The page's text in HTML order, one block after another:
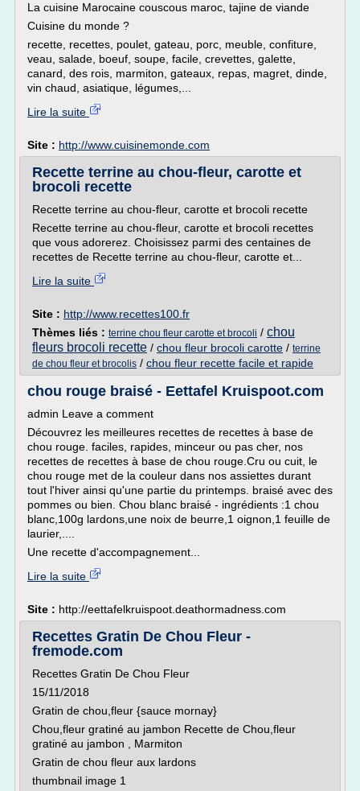
La cuisine Marocaine couscous maroc, tajine de viande
Cuisine du monde ?
recette, recettes, poulet, gateau, porc, meuble, confiture,
veau, salade, boeuf, soupe, facile, crevettes, galette,
canard, des rois, marmiton, gateaux, repas, magret, dinde,
vin chaud, asiatique, légumes,...
Lire la suite
Site : http://www.cuisinemonde.com
Recette terrine au chou-fleur, carotte et
brocoli recette
Recette terrine au chou-fleur, carotte et brocoli recette
Recette terrine au chou-fleur, carotte et brocoli recettes
que vous adorerez. Choisissez parmi des centaines de
recettes de Recette terrine au chou-fleur, carotte et...
Lire la suite
Site : http://www.recettes100.fr
Thèmes liés : terrine chou fleur carotte et brocoli / chou
fleurs brocoli recette / chou fleur brocoli carotte / terrine
de chou fleur et brocolis / chou fleur recette facile et rapide
chou rouge braisé - Eettafel Kruispoot.com
admin Leave a comment
Découvrez les meilleures recettes de recettes à base de
chou rouge. faciles, rapides, minceur ou pas cher, nos
recettes de recettes à base de chou rouge.Cru ou cuit, le
chou rouge met de la couleur dans nos assiettes durant
tout l'hiver ainsi qu'une partie du printemps. braisé avec des
pommes ou bien. Chou blanc braisé - ingrédients :1 chou
blanc,100g lardons,une noix de beurre,1 oignon,1 feuille de
laurier,....
Une recette d'accompagnement...
Lire la suite
Site : http://eettafelkruispoot.deathormadness.com
Recettes Gratin De Chou Fleur -
fremode.com
Recettes Gratin De Chou Fleur
15/11/2018
Gratin de chou,fleur {sauce mornay}
Chou,fleur gratiné au jambon Recette de Chou,fleur
gratiné au jambon , Marmiton
Gratin de chou fleur aux lardons
thumbnail image 1